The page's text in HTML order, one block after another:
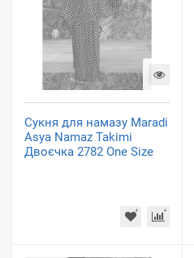
Сукня для намазу Maradi
Asya Namaz Takimi
Двоєчка 2782 One Size